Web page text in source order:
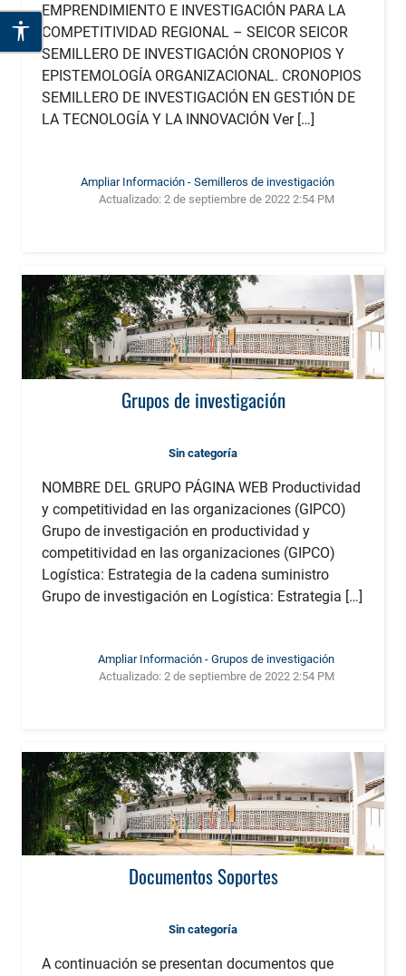
EMPRENDIMIENTO E INVESTIGACIÓN PARA LA
COMPETITIVIDAD REGIONAL – SEICOR SEICOR
SEMILLERO DE INVESTIGACIÓN CRONOPIOS Y
EPISTEMOLOGÍA ORGANIZACIONAL. CRONOPIOS
SEMILLERO DE INVESTIGACIÓN EN GESTIÓN DE
LA TECNOLOGÍA Y LA INNOVACIÓN Ver […]
Ampliar Información - Semilleros de investigación
Actualizado:2 de septiembre de 2022 2:54 PM
Grupos de investigación
Sin categoría
NOMBRE DEL GRUPO PÁGINA WEB Productividad
y competitividad en las organizaciones (GIPCO)
Grupo de investigación en productividad y
competitividad en las organizaciones (GIPCO)
Logística: Estrategia de la cadena suministro
Grupo de investigación en Logística: Estrategia […]
Ampliar Información - Grupos de investigación
Actualizado:2 de septiembre de 2022 2:54 PM
Documentos Soportes
Sin categoría
A continuación se presentan documentos que